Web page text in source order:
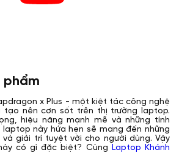
phẩm
x Plus - một kiệt tác công nghệ
tạo nên cơn sốt trên thị trường laptop.
hiệu năng mạnh mẽ và những tính
này hứa hẹn sẽ mang đến những
giải trí tuyệt vời cho người dùng. Vậy
có gì đặc biệt? Cùng Laptop Khánh